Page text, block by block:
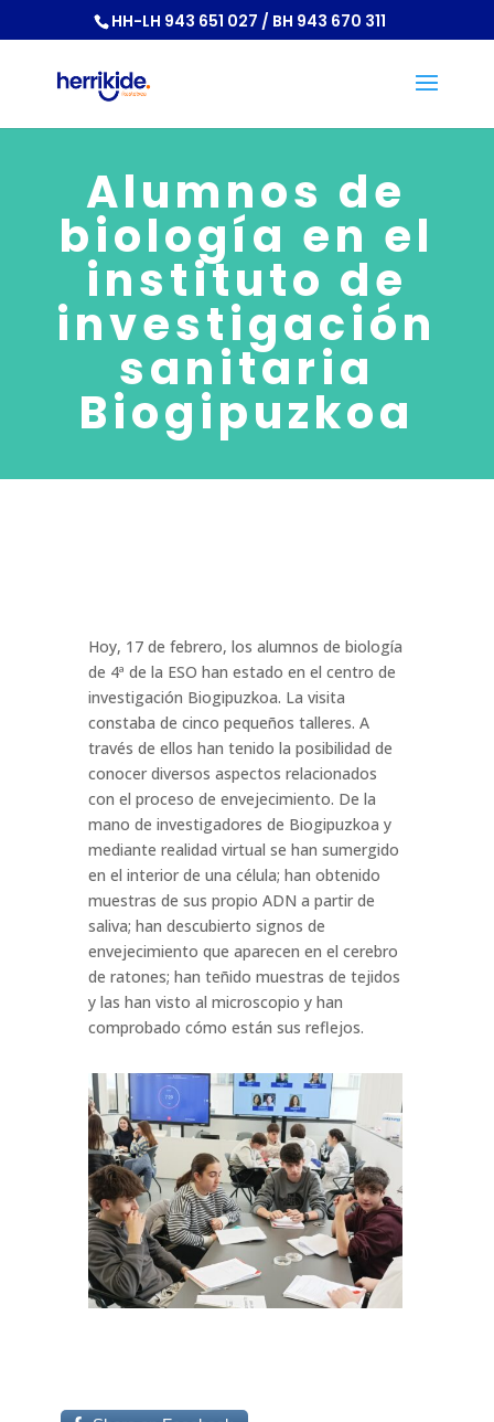
HH-LH 943 651 027 / BH 943 670 311
Alumnos de
biología en el
instituto de
investigación
sanitaria
Biogipuzkoa
Hoy, 17 de febrero, los alumnos de biología
de 4ª de la ESO han estado en el centro de
investigación Biogipuzkoa. La visita
constaba de cinco pequeños talleres. A
través de ellos han tenido la posibilidad de
conocer diversos aspectos relacionados
con el proceso de envejecimiento. De la
mano de investigadores de Biogipuzkoa y
mediante realidad virtual se han sumergido
en el interior de una célula; han obtenido
muestras de sus propio ADN a partir de
saliva; han descubierto signos de
envejecimiento que aparecen en el cerebro
de ratones; han teñido muestras de tejidos
y las han visto al microscopio y han
comprobado cómo están sus reflejos.